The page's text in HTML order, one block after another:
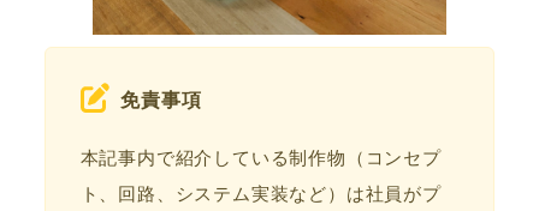
免責事項
本記事内で紹介している制作物（コンセプ
ト、回路、システム実装など）は社員がプ